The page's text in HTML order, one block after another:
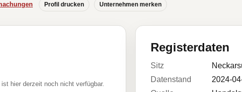
Profil drucken Unternehmen merken
hier derzeit noch nicht verfügbar.
Registerdaten
Sitz
Datenstand
2024-